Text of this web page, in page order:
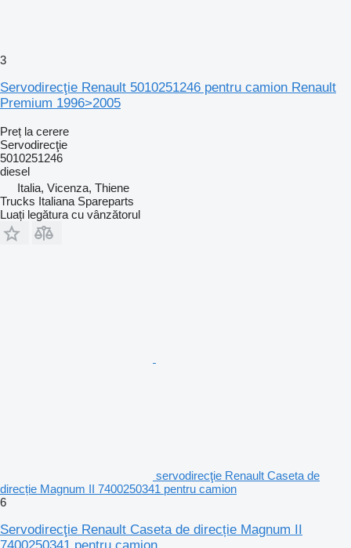
3
Servodirecţie Renault 5010251246 pentru camion Renault
Premium 1996>2005
Preț la cerere
Servodirecţie
5010251246
diesel
Italia, Vicenza, Thiene
Trucks Italiana Spareparts
Luați legătura cu vânzătorul
servodirecţie Renault Caseta de
direcție Magnum II 7400250341 pentru camion
6
Servodirecţie Renault Caseta de direcție Magnum II